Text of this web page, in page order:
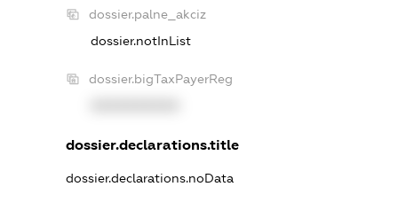
dossier.palne_akciz
dossier.notInList
dossier.bigTaxPayerReg
dossier.declarations.title
dossier.declarations.noData